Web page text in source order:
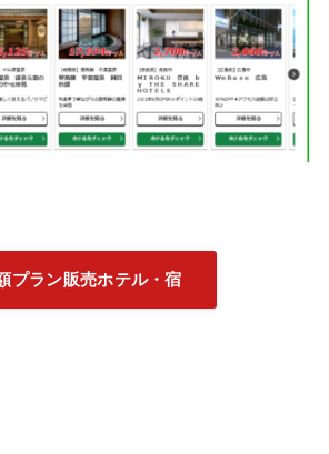
プラン販売ホテル・宿